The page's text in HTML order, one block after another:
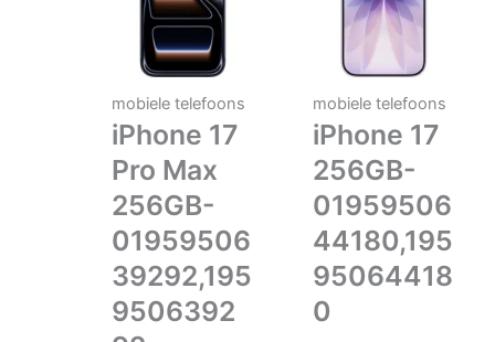
mobiele telefoons
iPhone 17
Pro Max
256GB-
01959506
39292,195
9506392
mobiele telefoons
iPhone 17
256GB-
01959506
44180,195
95064418
0